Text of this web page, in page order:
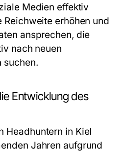
Medien effektiv
Reichweite erhöhen und
ansprechen, die
nach neuen
suchen.
Entwicklung des
Headhuntern in Kiel
Jahren aufgrund